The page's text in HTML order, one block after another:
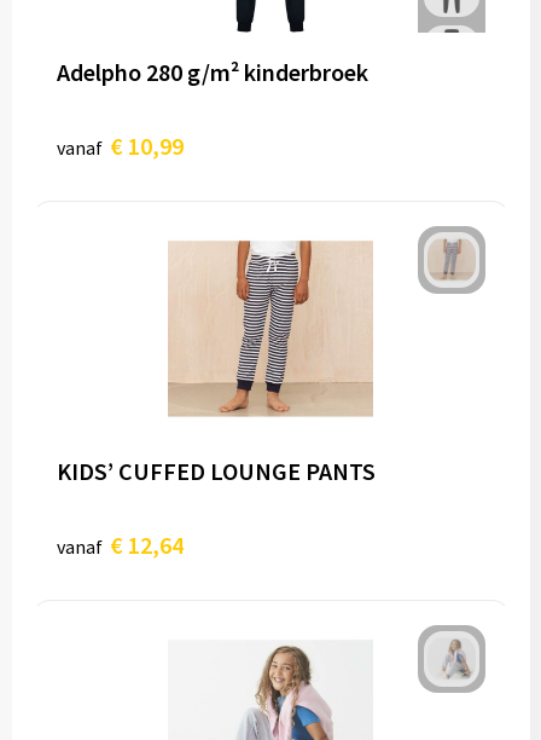
Adelpho 280 g/m² kinderbroek
vanaf € 10,99
KIDS’ CUFFED LOUNGE PANTS
vanaf € 12,64